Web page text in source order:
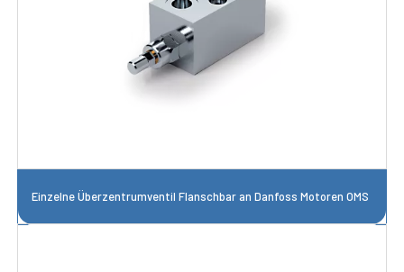
Einzelne Überzentrumventil Flanschbar an Danfoss Motoren OMS